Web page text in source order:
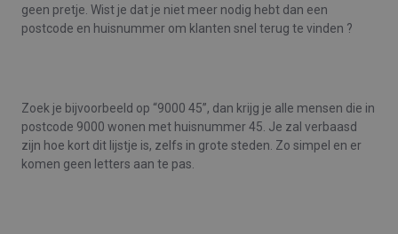
geen pretje. Wist je dat je niet meer nodig hebt dan een
postcode en huisnummer om klanten snel terug te vinden ?
Zoek je bijvoorbeeld op “9000 45”, dan krijg je alle mensen die in
postcode 9000 wonen met huisnummer 45. Je zal verbaasd
zijn hoe kort dit lijstje is, zelfs in grote steden. Zo simpel en er
komen geen letters aan te pas.